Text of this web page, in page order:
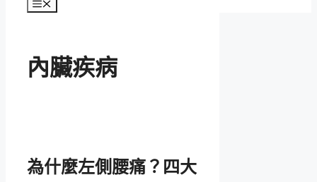
選
內臟疾病
為什麼左側腰痛？四大